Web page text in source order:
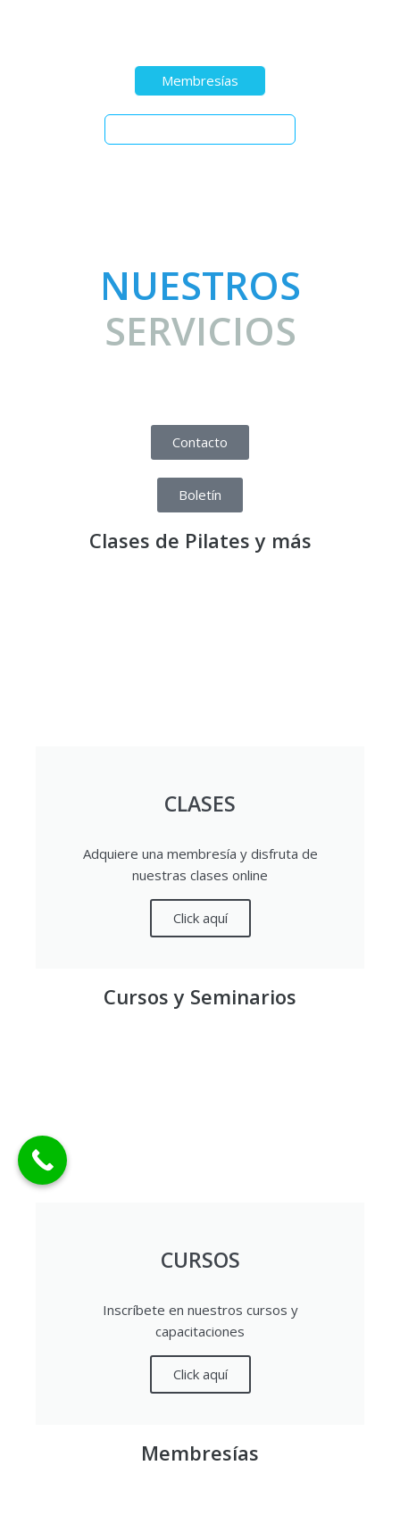
Membresías
NUESTROS
SERVICIOS
Contacto
Boletín
Clases de Pilates y más
CLASES
Adquiere una membresía y disfruta de
nuestras clases online
Click aquí
Cursos y Seminarios
CURSOS
Inscríbete en nuestros cursos y
capacitaciones
Click aquí
Membresías